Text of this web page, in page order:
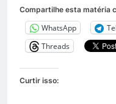
Compartilhe esta matéria
WhatsApp
Threads
Curtir isso: